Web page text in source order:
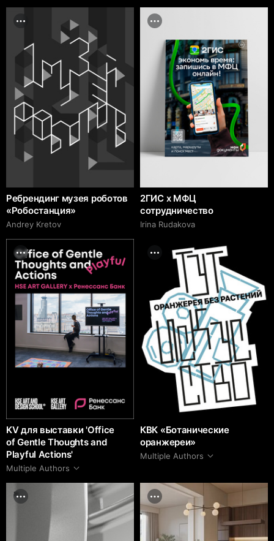
Ребрендинг музея роботов
«Робостанция»
Andrey Kretov
2ГИС х МФЦ
сотрудничество
Irina Rudakova
KV для выставки 'Office
of Gentle Thoughts and
Playful Actions'
Multiple Authors
КВК «Ботанические
оранжереи»
Multiple Authors